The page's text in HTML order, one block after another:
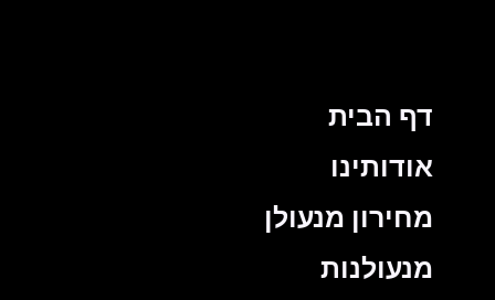
דף הבית
אודותינו
מחירון מנעולן
מנעולנות